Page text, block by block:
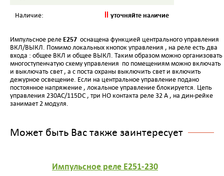
Наличие: уточняйте наличие
Импульсное реле E257 оснащена функцией центрального управления
ВКЛ/ВЫКЛ. Помимо локальных кнопок управления , на реле есть два
входа : общее ВКЛ и общее ВЫКЛ. Таким образом можно организовать
многоступенчатую схему управления по помещениям можно включать
и выключать свет , а с поста охраны выключить свет и включить
дежурное освещение. Если на центральное управление подано
постоянное напряжение , локальное управление блокируется. Цепь
управления 230AC/115DC , три НО контакта реле 32 А , на дин-рейке
занимает 2 модуля.
Может быть Вас также заинтересует
Импульсное реле E251-230